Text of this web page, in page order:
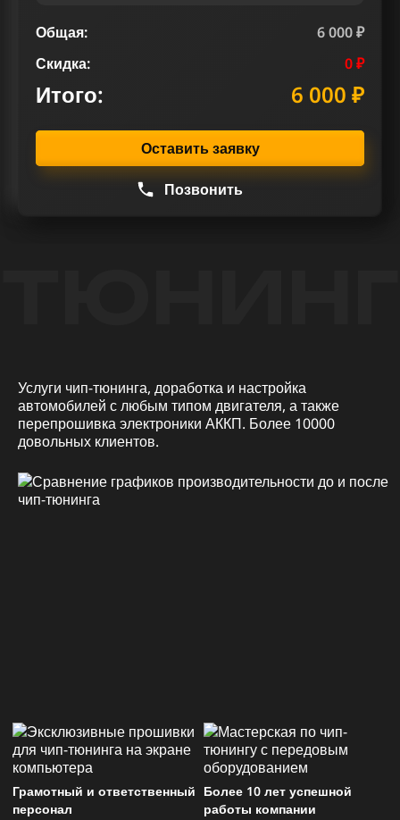
Общая:
6 000 ₽
Скидка:
0 ₽
Итого: 6 000 ₽
Оставить заявку
Позвонить
Услуги чип-тюнинга, доработка и настройка
автомобилей с любым типом двигателя, а также
перепрошивка электроники АККП. Более 10000
довольных клиентов.
Грамотный и ответственный
персонал
Более 10 лет успешной
работы компании